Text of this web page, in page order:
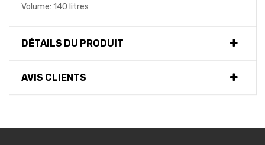
Volume: 140 litres
DÉTAILS DU PRODUIT
AVIS CLIENTS